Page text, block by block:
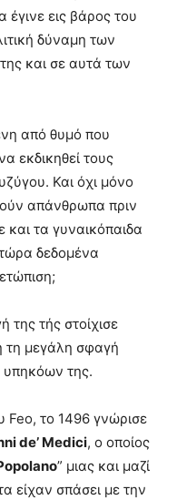
έγινε εις βάρος του
δύναμη των
και σε αυτά των
από θυμό που
εκδικηθεί τους
Και όχι μόνο
απάνθρωπα πριν
τα γυναικόπαιδα
δεδομένα
της τής στοίχισε
τη μεγάλη σφαγή
υπηκόων της.
το 1496 γνώρισε
de’ Medici, ο οποίος
” μιας και μαζί
είχαν σπάσει με την